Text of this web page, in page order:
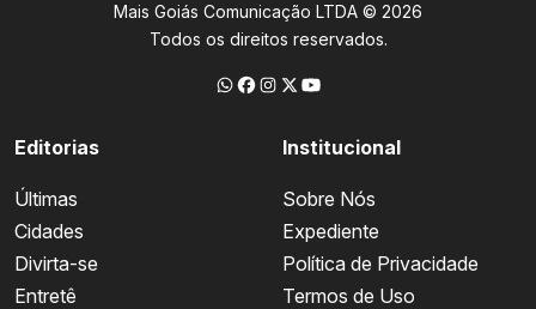
Mais Goiás Comunicação LTDA © 2026
Todos os direitos reservados.
Editorias
Últimas
Cidades
Divirta-se
Entretê
Institucional
Sobre Nós
Expediente
Política de Privacidade
Termos de Uso